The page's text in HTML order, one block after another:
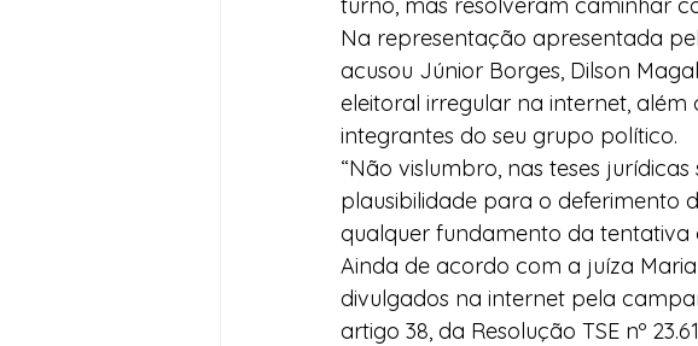
Juventude Datas Comemorativas
Na representação apresentada
acusou Júnior Borges, Dilson
eleitoral irregular na internet,
integrantes do seu grupo político.
“Não vislumbro, nas teses
plausibilidade para o deferimento
qualquer fundamento da tentativa
Ainda de acordo com a juíza
divulgados na internet pela
artigo 38, da Resolução TSE nº